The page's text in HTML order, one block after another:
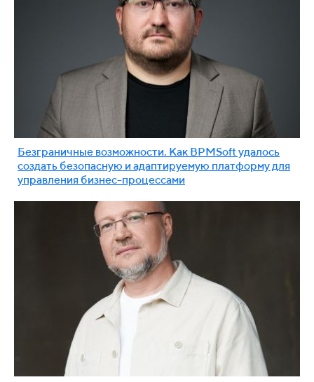
Безграничные возможности. Как BPMSoft удалось
создать безопасную и адаптируемую платформу для
управления бизнес-процессами